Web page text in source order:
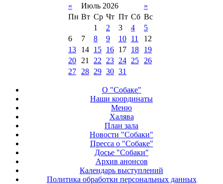
«
Июль 2026
»
Пн Вт Ср Чт Пт Сб Вс
1
2 3 4
5
6
7 8 9 10 11
12
13
14 15 16 17 18
19
20
21 22 23 24 25
26
27
28 29 30 31
О "Собаке"
Наши координаты
Меню
Халява
План зала
Новости "Собаки"
Пресса о "Собаке"
Досье "Собаки"
Архив анонсов
Календарь выступлений
Политика обработки персональных данных